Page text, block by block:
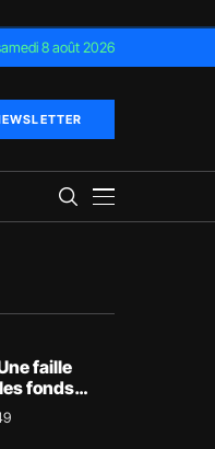
8 août 2026
faille
fonds